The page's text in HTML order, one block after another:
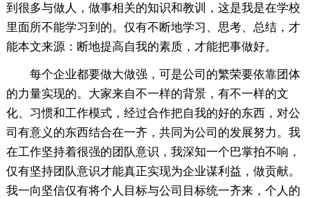
到很多与做人，做事相关的知识和教训，这是我是在学校
里面所不能学习到的。仅有不断地学习、思考、 总结，才
能本文来源：断地提高自我的素质，才能把事做好。
每个企业都要做大做强，可是公司的繁荣要依靠团体
的力量实现的。大家来自不一样的背景，有不一样的文
化、习惯和工作模式，经过合作把自我的好的东西，对公
司有意义的东西结合在一齐，共同为公司的发展努力。我
在工作坚持着很强的团队意识，我深知一个巴掌拍不响，
仅有坚持团队意识才能真正实现为企业谋利益，做贡献。
我一向坚信仅有将个人目标与公司目标统一齐来，个人的